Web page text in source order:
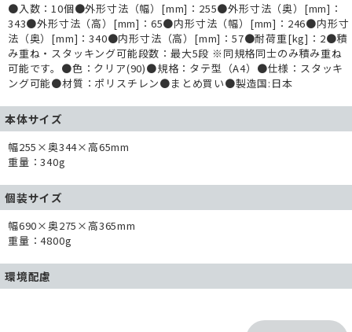
●入数：10個●外形寸法（幅）[mm]：255●外形寸法（奥）[mm]：
343●外形寸法（高）[mm]：65●内形寸法（幅）[mm]：246●内形寸
法（奥）[mm]：340●内形寸法（高）[mm]：57●耐荷重[kg]：2●積
み重ね・スタッキング可能段数：最大5段 ※同規格同士のみ積み重ね
可能です。●色：クリア(90)●規格：タテ型（A4）●仕様：スタッキ
ング可能●材質：ポリスチレン●まとめ買い●製造国:日本
本体サイズ
幅255×奥344×高65mm
重量：340g
個装サイズ
幅690×奥275×高365mm
重量：4800g
環境配慮